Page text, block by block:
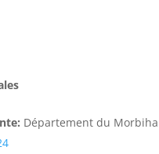
: Département du